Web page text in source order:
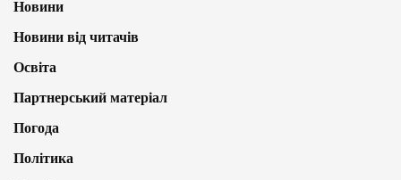
Новини
Новини від читачів
Освіта
Партнерський матеріал
Погода
Політика